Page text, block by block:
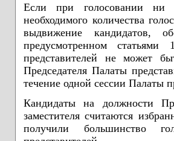
Если при голосовании ни
необходимого количества
выдвижение кандидатов,
предусмотренном
представителей не может
Председателя Палаты
течение одной сессии Палаты
Кандидаты на должности
заместителя считаются
получили большинство